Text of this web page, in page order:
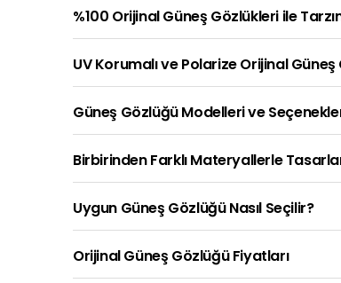
%100 Orijinal Güneş Gözlükleri ile
UV Korumalı ve Polarize Orijinal
Güneş Gözlüğü Modelleri ve
Birbirinden Farklı Materyallerle
Uygun Güneş Gözlüğü Nasıl Seçilir?
Orijinal Güneş Gözlüğü Fiyatları